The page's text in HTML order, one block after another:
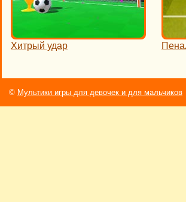
Хитрый удар
© Мультики игры для девочек и для мальчиков